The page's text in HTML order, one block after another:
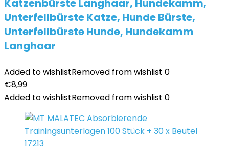
Katzenbürste Langhaar, Hundekamm,
Unterfellbürste Katze, Hunde Bürste,
Unterfellbürste Hunde, Hundekamm
Langhaar
Added to wishlistRemoved from wishlist 0
€8,99
Added to wishlistRemoved from wishlist 0